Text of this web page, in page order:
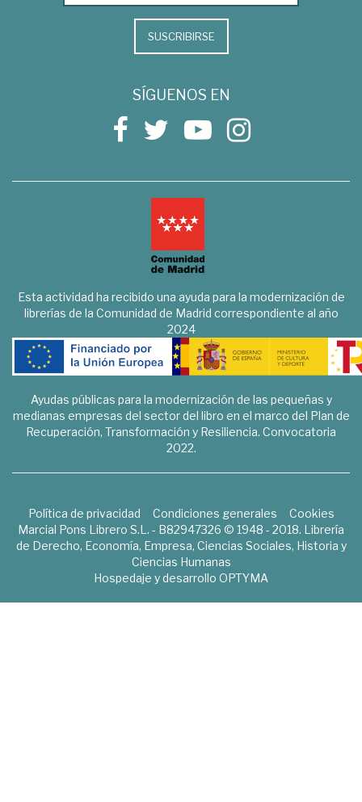
SUSCRIBIRSE
SÍGUENOS EN
Esta actividad ha recibido una ayuda para la modernización de
librerías de la Comunidad de Madrid correspondiente al año
2024
Ayudas públicas para la modernización de las pequeñas y
medianas empresas del sector del libro en el marco del Plan de
Recuperación, Transformación y Resiliencia. Convocatoria
2022.
Política de privacidad Condiciones generales
Cookies
Marcial Pons Librero S.L. - B82947326 © 1948 - 2018. Librería
de Derecho, Economía, Empresa, Ciencias Sociales, Historia y
Ciencias Humanas
Hospedaje y desarrollo OPTYMA